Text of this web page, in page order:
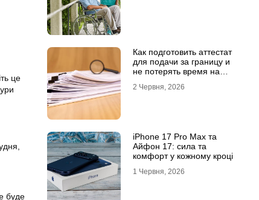
це
буде
Как подготовить аттестат
для подачи за границу и
не потерять время на
2 Червня, 2026
iPhone 17 Pro Max та
Айфон 17: сила та
комфорт у кожному кроці
1 Червня, 2026